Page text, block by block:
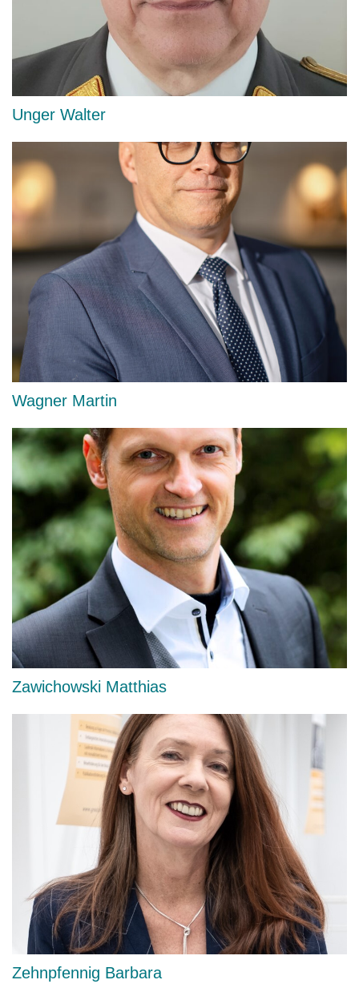
Unger Walter
Wagner Martin
Zawichowski Matthias
Zehnpfennig Barbara